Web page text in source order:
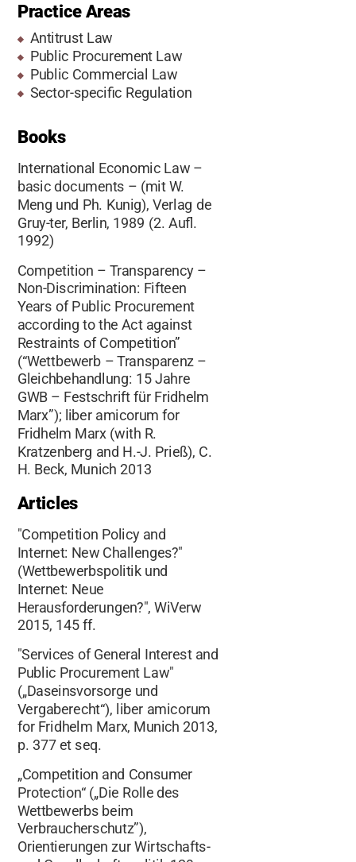
Practice Areas
Antitrust Law
Public Procurement Law
Public Commercial Law
Sector-specific Regulation
Books
International Economic Law –
basic documents – (mit W.
Meng und Ph. Kunig), Verlag de
Gruy-ter, Berlin, 1989 (2. Aufl.
1992)
Competition – Transparency –
Non-Discrimination: Fifteen
Years of Public Procurement
according to the Act against
Restraints of Competition”
(“Wettbewerb – Transparenz –
Gleichbehandlung: 15 Jahre
GWB – Festschrift für Fridhelm
Marx”); liber amicorum for
Fridhelm Marx (with R.
Kratzenberg and H.-J. Prieß), C.
H. Beck, Munich 2013
Articles
"Competition Policy and
Internet: New Challenges?"
(Wettbewerbspolitik und
Internet: Neue
Herausforderungen?", WiVerw
2015, 145 ff.
"Services of General Interest and
Public Procurement Law"
(„Daseinsvorsorge und
Vergaberecht“), liber amicorum
for Fridhelm Marx, Munich 2013,
p. 377 et seq.
„Competition and Consumer
Protection“ („Die Rolle des
Wettbewerbs beim
Verbraucherschutz”),
Orientierungen zur Wirtschafts-